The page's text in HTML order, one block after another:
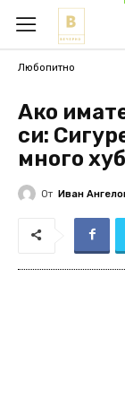
Любопитно
Ако
си:
много
От Иван